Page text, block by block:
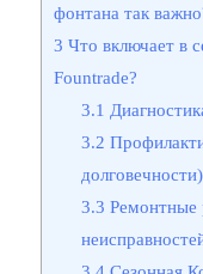
фонтана так
3 Что включает в
Fountrade?
3.1
3.2
долговечности)
3.3 Ремонтные